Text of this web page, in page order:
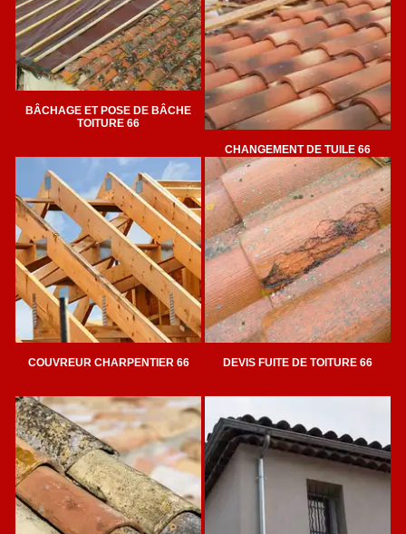
BÂCHAGE ET POSE DE BÂCHE
TOITURE 66
CHANGEMENT DE TUILE 66
COUVREUR CHARPENTIER 66 DEVIS FUITE DE TOITURE 66